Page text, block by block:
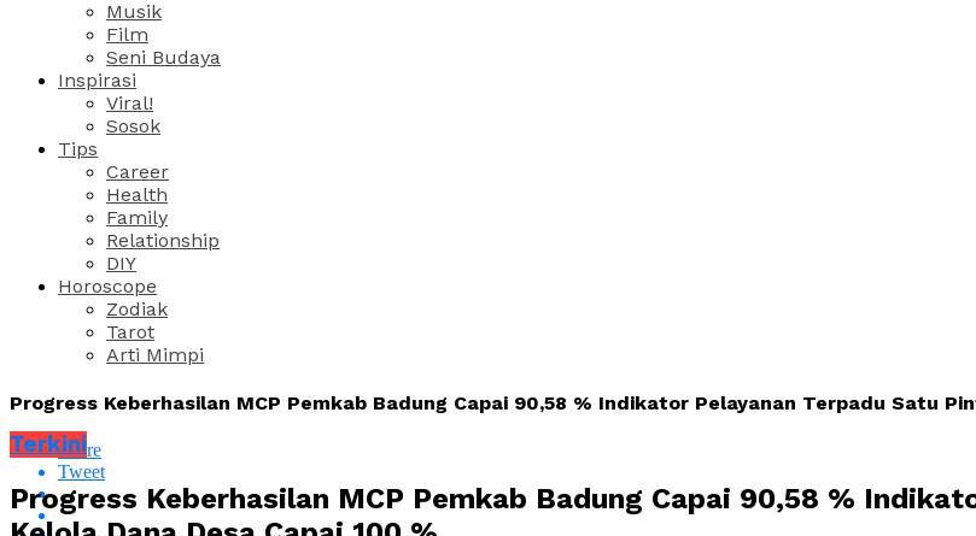
Musik
Film
Seni Budaya
Inspirasi
Viral!
Sosok
Tips
Career
Health
Family
Relationship
DIY
Horoscope
Zodiak
Tarot
Arti Mimpi
Progress Keberhasilan MCP Pemkab Badung Capai 90,58 % Indikator Pelayanan Terpadu Satu
Share
Tweet
Terkini
Progress Keberhasilan MCP Pemkab Badung Capai 90,58 %